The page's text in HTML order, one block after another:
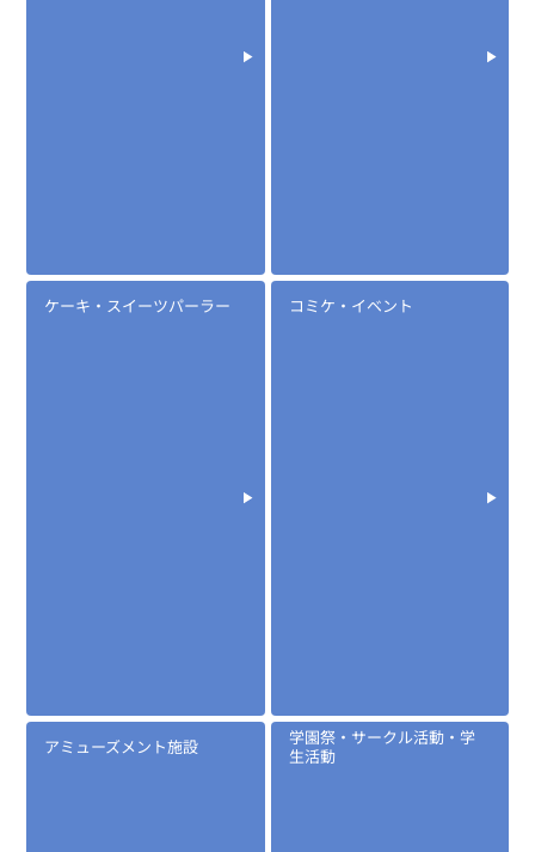
ケーキ・スイーツパーラー コミケ・イベント
アミューズメント施設
学園祭・サークル活動・学
生活動